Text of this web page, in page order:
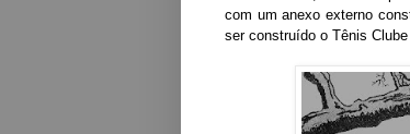
com um anexo externo
ser construído o Tênis